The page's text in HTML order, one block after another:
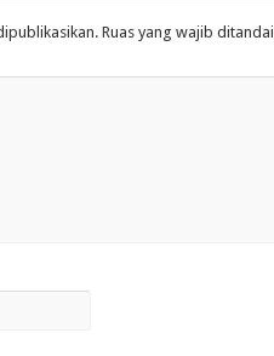
Ruas yang wajib ditandai